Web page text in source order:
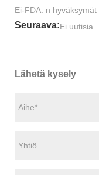
Ei-FDA: n
Seuraava:Ei uutisia
Lähetä kysely